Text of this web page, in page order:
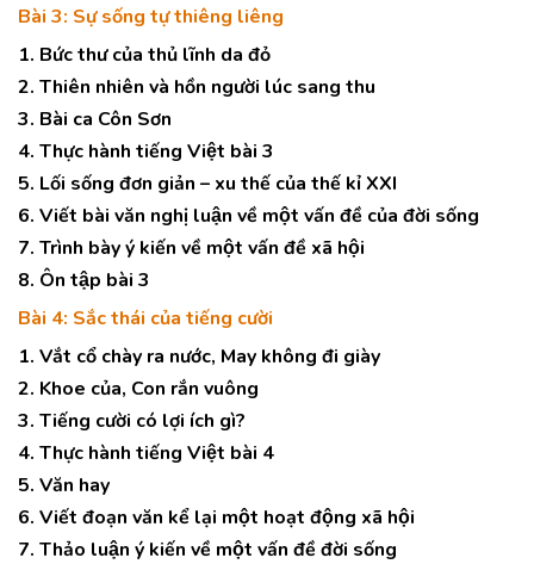
Bài 3: Sự sống tự thiêng liêng
1. Bức thư của thủ lĩnh da đỏ
2. Thiên nhiên và hồn người lúc sang thu
3. Bài ca Côn Sơn
4. Thực hành tiếng Việt bài 3
5. Lối sống đơn giản – xu thế của thế kỉ XXI
6. Viết bài văn nghị luận về một vấn đề của đời sống
7. Trình bày ý kiến về một vấn đề xã hội
8. Ôn tập bài 3
Bài 4: Sắc thái của tiếng cười
1. Vắt cổ chày ra nước, May không đi giày
2. Khoe của, Con rắn vuông
3. Tiếng cười có lợi ích gì?
4. Thực hành tiếng Việt bài 4
5. Văn hay
6. Viết đoạn văn kể lại một hoạt động xã hội
7. Thảo luận ý kiến về một vấn đề đời sống